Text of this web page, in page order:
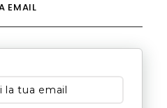
EMAIL